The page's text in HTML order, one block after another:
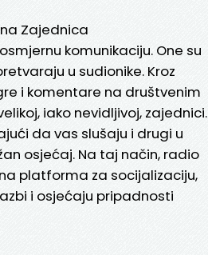
Zajednica
komunikaciju. One su
u sudionike. Kroz
i komentare na društvenim
iako nevidljivoj, zajednici.
da vas slušaju i drugi u
osjećaj. Na taj način, radio
platforma za socijalizaciju,
i osjećaju pripadnosti